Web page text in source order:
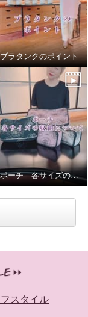
ブラタンクのポイント
ポーチ 各サイズの収納について
スタイル